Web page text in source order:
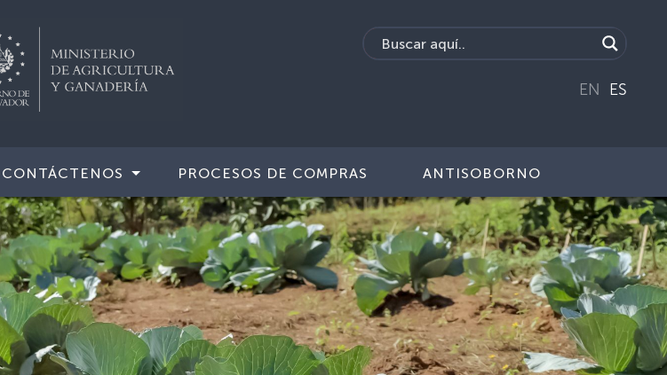
EN ES
CONTÁCTENOS PROCESOS DE COMPRAS ANTISOBORNO